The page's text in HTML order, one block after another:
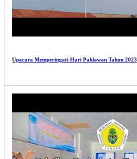
Upacara Memperingati Hari Pahlawan Tahun 2023